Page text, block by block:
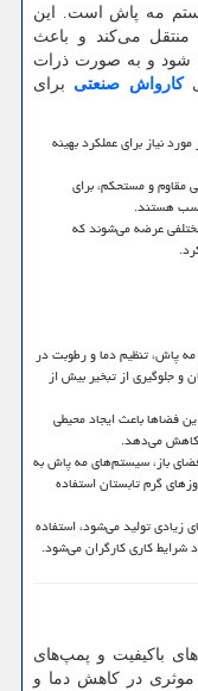
مه پاش است. این
منتقل می‌کند و باعث
شود و به صورت ذرات
کارواش صنعتی برای
نیاز برای عملکرد بهینه
و مستحکم، برای
هستند.
عرضه می‌شوند که
پاش، تنظیم دما و رطوبت در
و جلوگیری از تبخیر بیش از
فضاها باعث ایجاد محیطی
کاهش می‌دهد.
باز، سیستم‌های مه پاش به
گرم تابستان استفاده
زیادی تولید می‌شود، استفاده
کاری کارگران می‌شود.
باکیفیت و پمپ‌های
موثری در کاهش دما و